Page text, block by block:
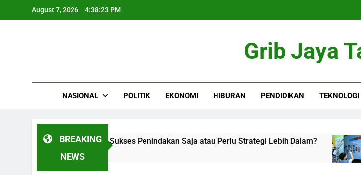
August 7, 2026 4:38:24 PM
Grib Jaya
NASIONAL POLITIK EKONOMI HIBURAN PENDIDIKAN TEKNOLOGI
BREAKING
NEWS
di Kuta Selatan, Sukses Penindakan Saja atau Perlu Strategi Lebih Dalam?
4